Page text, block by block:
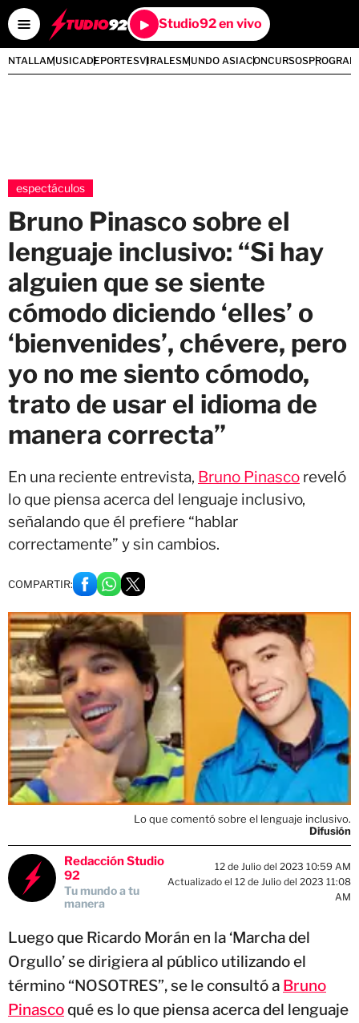
Studio92 en vivo
MUSICADEPORTESVIRALESMUNDO ASIACONCURSOS
espectáculos
Bruno Pinasco sobre el
lenguaje inclusivo: “Si hay
alguien que se siente
cómodo diciendo ‘elles’ o
‘bienvenides’, chévere, pero
yo no me siento cómodo,
trato de usar el idioma de
manera correcta”
En una reciente entrevista, Bruno Pinasco reveló
lo que piensa acerca del lenguaje inclusivo,
señalando que él prefiere “hablar
correctamente” y sin cambios.
COMPARTIR:
Lo que comentó sobre el lenguaje inclusivo.
Difusión
Redacción Studio
92
Tu mundo a tu
manera
12 de Julio del 2023 10:59 AM
Actualizado el 12 de Julio del 2023 11:08
AM
Luego que Ricardo Morán en la ‘Marcha del
Orgullo’ se dirigiera al público utilizando el
término “NOSOTRES”, se le consultó a Bruno
Pinascoqué es lo que piensa acerca del lenguaje